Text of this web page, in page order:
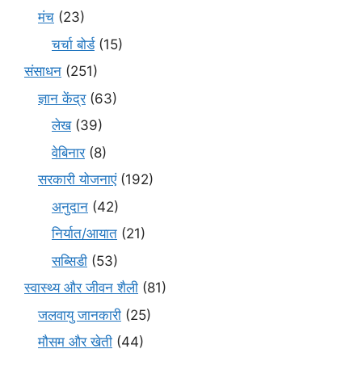
मंच (23)
चर्चा बोर्ड(15)
संसाधन (251)
ज्ञान केंद्र(63)
लेख(39)
वेबिनार(8)
सरकारी योजनाएं(192)
अनुदान (42)
निर्यात/आयात (21)
सब्सिडी (53)
स्वास्थ्य और जीवन शैली (81)
जलवायु जानकारी (25)
मौसम और खेती (44)